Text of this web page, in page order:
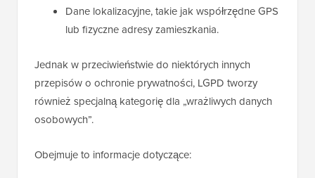
Dane lokalizacyjne, takie jak współrzędne GPS
lub fizyczne adresy zamieszkania.
Jednak w przeciwieństwie do niektórych innych
przepisów o ochronie prywatności, LGPD tworzy
również specjalną kategorię dla „wrażliwych danych
osobowych”.
Obejmuje to informacje dotyczące: